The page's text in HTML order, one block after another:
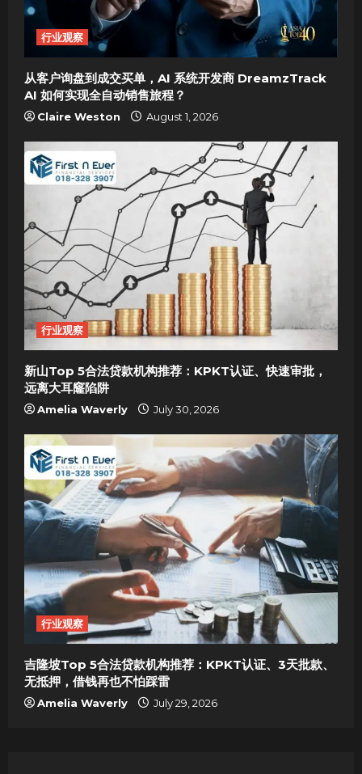
i
o
n
行业观察
从客户询盘到成交买单，AI 系统开发商 DreamzTrack
AI 如何实现全自动销售旅程？
Claire Weston August 1, 2026
行业观察
新山Top 5合法贷款机构推荐：KPKT认证、快速审批，
远离大耳窿陷阱
Amelia Waverly July 30, 2026
行业观察
吉隆坡Top 5合法贷款机构推荐：KPKT认证、3天批款、
无抵押，借钱再也不怕踩雷
Amelia Waverly July 29, 2026